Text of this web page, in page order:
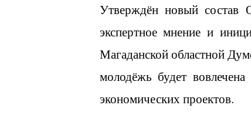
Утверждён новый состав
экспертное мнение и
Магаданской областной
молодёжь будет
экономических проектов.